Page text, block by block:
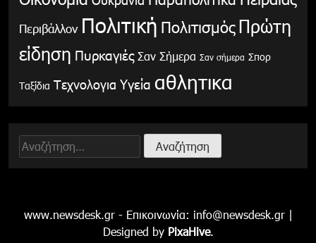
Περιβάλλον Πολιτική Πολιτισμός Πρώτη
είδηση Πυρκαγιές Σαν Σήμερα Σαν σήμερα Σπορ
Ταξίδια Τεχνολογια Υγεία αθλητικα
Αναζήτηση
για:
www.newsdesk.gr - Επικοινωνία: info@newsdesk.gr |
Designed by PixaHive.